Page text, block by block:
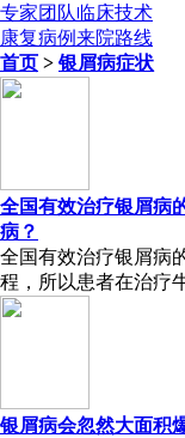
专家团队临床技术
康复病例来院路线
首页 >银屑病症状
全国有效治疗银屑病
病？
全国有效治疗银屑病
程，所以患者在治疗
银屑病会忽然大面积